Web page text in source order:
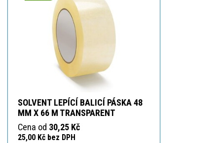
SOLVENT LEPÍCÍ BALICÍ PÁSKA 48
MM X 66 M TRANSPARENT
Cena od 30,25 Kč
25,00 Kč bez DPH